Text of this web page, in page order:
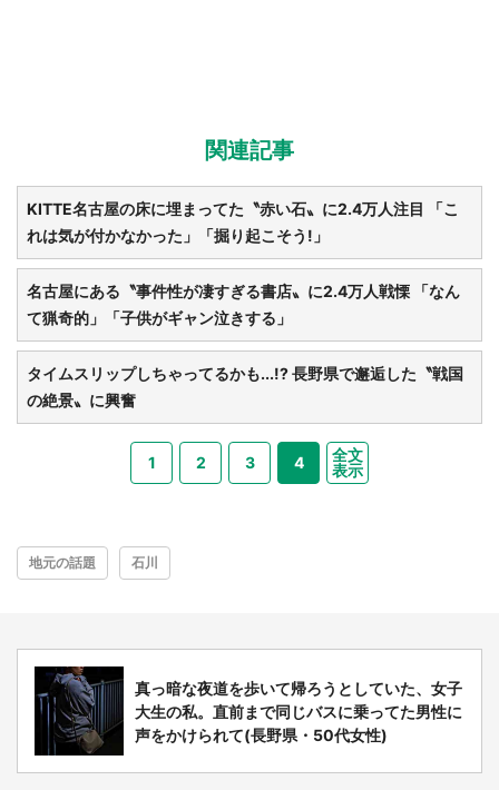
関連記事
KITTE名古屋の床に埋まってた〝赤い石〟に2.4万人注目 「こ
れは気が付かなかった」「掘り起こそう!」
名古屋にある〝事件性が凄すぎる書店〟に2.4万人戦慄 「なん
て猟奇的」「子供がギャン泣きする」
タイムスリップしちゃってるかも...!? 長野県で邂逅した〝戦国
の絶景〟に興奮
1 2 3 4
全文
表示
地元の話題 石川
真っ暗な夜道を歩いて帰ろうとしていた、女子
大生の私。直前まで同じバスに乗ってた男性に
声をかけられて(長野県・50代女性)